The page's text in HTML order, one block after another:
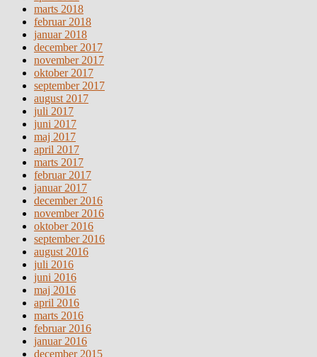
marts 2018
februar 2018
januar 2018
december 2017
november 2017
oktober 2017
september 2017
august 2017
juli 2017
juni 2017
maj 2017
april 2017
marts 2017
februar 2017
januar 2017
december 2016
november 2016
oktober 2016
september 2016
august 2016
juli 2016
juni 2016
maj 2016
april 2016
marts 2016
februar 2016
januar 2016
december 2015